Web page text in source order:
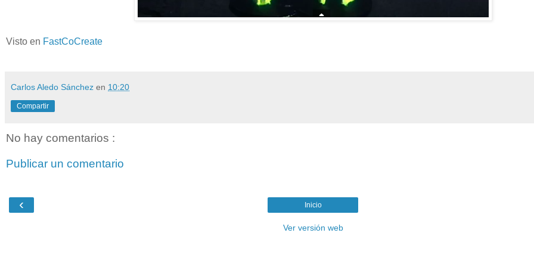
Visto en FastCoCreate
Carlos Aledo Sánchez en 10:20
Compartir
No hay comentarios :
Publicar un comentario
‹ Inicio
Ver versión web